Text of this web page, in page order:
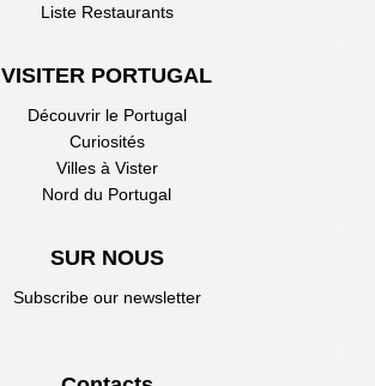
Liste Restaurants
VISITER PORTUGAL
Découvrir le Portugal
Curiosités
Villes à Vister
Nord du Portugal
SUR NOUS
Subscribe our newsletter